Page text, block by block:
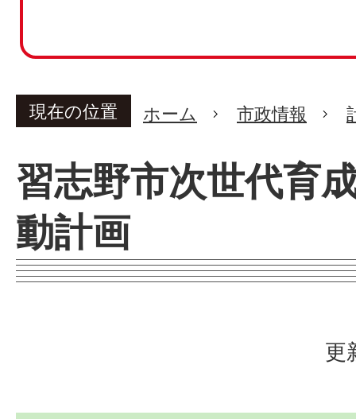
現在の位置 ホーム 市政情報
習志野市次世代育
動計画
更